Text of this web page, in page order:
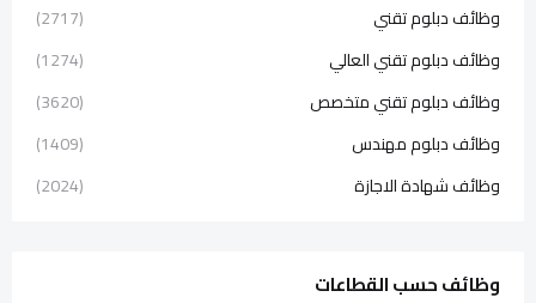
وظائف دبلوم تقني
(2717)
وظائف دبلوم تقني العالي
(1274)
وظائف دبلوم تقني متخصص
(3620)
وظائف دبلوم مهندس
(1409)
وظائف شهادة الاجازة
(2024)
وظائف حسب القطاعات